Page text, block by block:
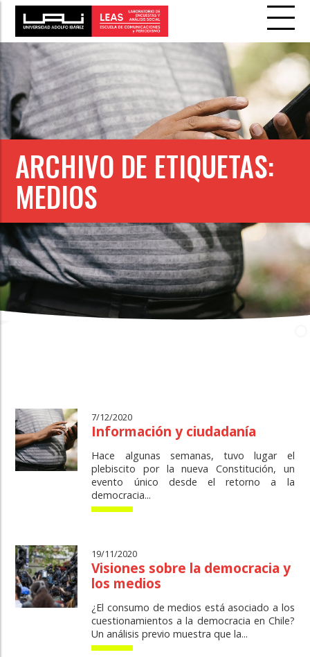
ARCHIVO DE ETIQUETAS:
MEDIOS
7/12/2020
Información y ciudadanía
Hace algunas semanas, tuvo lugar el
plebiscito por la nueva Constitución, un
evento único desde el retorno a la
democracia...
19/11/2020
Visiones sobre la democracia y
los medios
¿El consumo de medios está asociado a los
cuestionamientos a la democracia en Chile?
Un análisis previo muestra que la...